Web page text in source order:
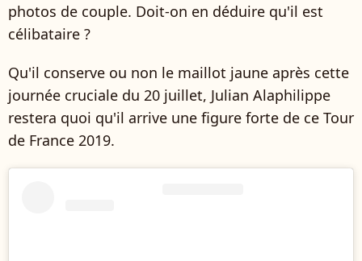
photos de couple. Doit-on en déduire qu'il est
célibataire ?
Qu'il conserve ou non le maillot jaune après cette
journée cruciale du 20 juillet, Julian Alaphilippe
restera quoi qu'il arrive une figure forte de ce Tour
de France 2019.